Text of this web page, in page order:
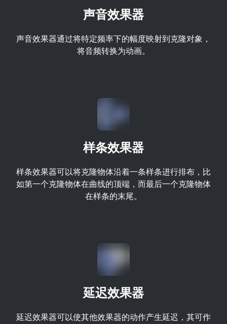
声音效果器
声音效果器通过将特定频率下的幅度映射到克隆对象，
将音频转换为动画。
样条效果器
样条效果器可以将克隆物体沿着一条样条进行排布，比
如第一个克隆物体在曲线的顶端，而最后一个克隆物体
在样条的末尾。
延迟效果器
延迟效果器可以使其他效果器的动作产生延迟，其可作